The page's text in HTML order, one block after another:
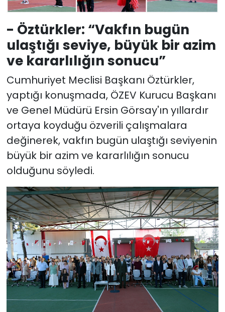
- Öztürkler: “Vakfın bugün
ulaştığı seviye, büyük bir azim
ve kararlılığın sonucu”
Cumhuriyet Meclisi Başkanı Öztürkler,
yaptığı konuşmada, ÖZEV Kurucu Başkanı
ve Genel Müdürü Ersin Görsay'ın yıllardır
ortaya koyduğu özverili çalışmalara
değinerek, vakfın bugün ulaştığı seviyenin
büyük bir azim ve kararlılığın sonucu
olduğunu söyledi.